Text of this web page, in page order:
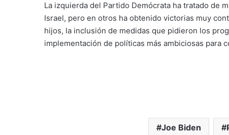
La izquierda del Partido Demócrata ha tratado de
Israel, pero en otros ha obtenido victorias muy
hijos, la inclusión de medidas que pidieron los
implementación de políticas más ambiciosas para
Joe Biden